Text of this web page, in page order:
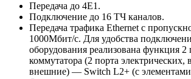
Передача до 4Е1.
Подключение до 16 ТЧ каналов.
Передача трафика Ethernet с
1000Мбит/с. Для удобства
оборудования реализована функция 2
коммутатора (2 порта электрических,
внешние) — Switch L2+ (с